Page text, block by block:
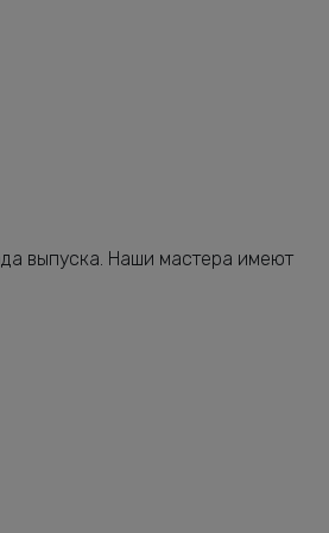
от 3080 руб.
выпуска. Наши мастера имеют